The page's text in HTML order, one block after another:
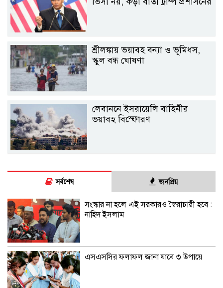
শ্রীলঙ্কায় ভয়াবহ বন্যা ও ভূমিধস,
স্কুল বন্ধ ঘোষণা
লেবাননে ইসরায়েলি বাহিনীর
ভয়াবহ বিস্ফোরণ
সর্বশেষ জনপ্রিয়
সংস্কার না হলে এই সরকারও স্বৈরাচারী হবে :
নাহিদ ইসলাম
এসএসসির ফলাফল জানা যাবে ৩ উপায়ে